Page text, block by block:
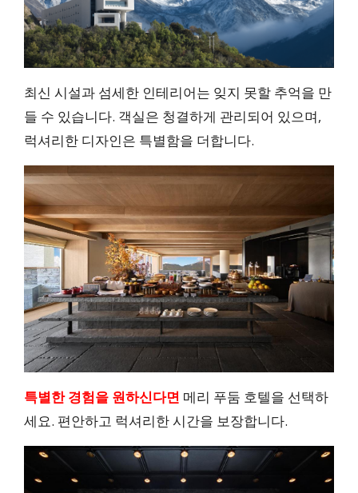
최신 시설과 섬세한 인테리어는 잊지 못할 추억을 만
들 수 있습니다. 객실은 청결하게 관리되어 있으며,
럭셔리한 디자인은 특별함을 더합니다.
특별한 경험을 원하신다면 메리 푸둠 호텔을 선택하
세요. 편안하고 럭셔리한 시간을 보장합니다.